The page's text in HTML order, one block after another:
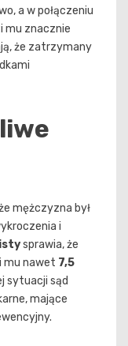
a w połączeniu
mu znacznie
że zatrzymany
mężczyzna był
i
sprawia, że
mu nawet 7,5
sytuacji sąd
mające